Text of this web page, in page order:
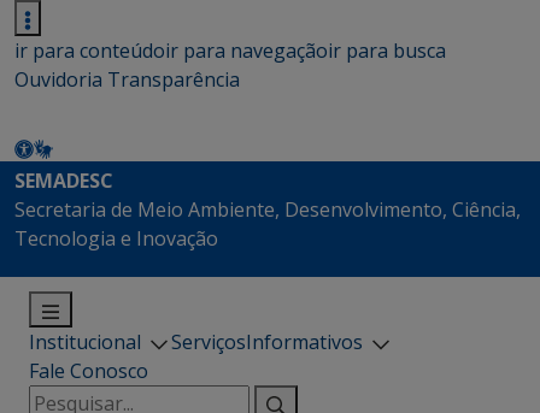
ir para conteúdoir para navegaçãoir para busca
Ouvidoria Transparência
SEMADESC
Secretaria de Meio Ambiente, Desenvolvimento, Ciência,
Tecnologia e Inovação
Institucional ServiçosInformativos
Fale Conosco
Pesquisar